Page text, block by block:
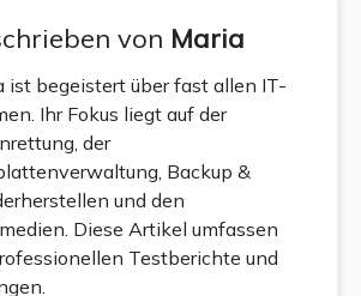
von Maria
ist begeistert über fast allen IT-
Ihr Fokus liegt auf der
der
Backup &
und den
Diese Artikel umfassen
Testberichte und